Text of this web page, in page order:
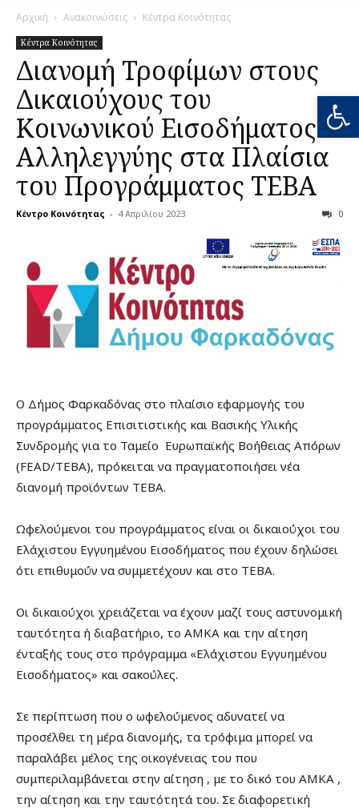
Αρχική Ανακοινώσεις Κέντρα Κοινότητας
Κέντρα Κοινότητας
Διανομή Τροφίμων στους
Δικαιούχους του
Κοινωνικού Εισοδήματος
Αλληλεγγύης στα Πλαίσια
του Προγράμματος ΤΕΒΑ
Κέντρο Κοινότητας - 4 Απριλίου 2023 0
Ο Δήμος Φαρκαδόνας στο πλαίσιο εφαρμογής του
προγράμματος Επισιτιστικής και Βασικής Υλικής
Συνδρομής για το Ταμείο Ευρωπαϊκής Βοήθειας Απόρων
(FEAD/TEBA), πρόκειται να πραγματοποιήσει νέα
διανομή προϊόντων ΤΕΒΑ.
Ωφελούμενοι του προγράμματος είναι οι δικαιούχοι του
Ελάχιστου Εγγυημένου Εισοδήματος που έχουν δηλώσει
ότι επιθυμούν να συμμετέχουν και στο ΤΕΒΑ.
Οι δικαιούχοι χρειάζεται να έχουν μαζί τους αστυνομική
ταυτότητα ή διαβατήριο, το ΑΜΚΑ και την αίτηση
ένταξής τους στο πρόγραμμα «Ελάχιστου Εγγυημένου
Εισοδήματος» και σακούλες.
Σε περίπτωση που ο ωφελούμενος αδυνατεί να
προσέλθει τη μέρα διανομής, τα τρόφιμα μπορεί να
παραλάβει μέλος της οικογένειας του που
συμπεριλαμβάνεται στην αίτηση , με το δικό του ΑΜΚΑ ,
την αίτηση και την ταυτότητά του. Σε διαφορετική